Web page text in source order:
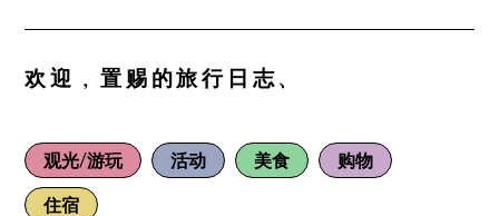
欢迎，置赐的旅行日志、
观光/游玩 活动 美食 购物
住宿